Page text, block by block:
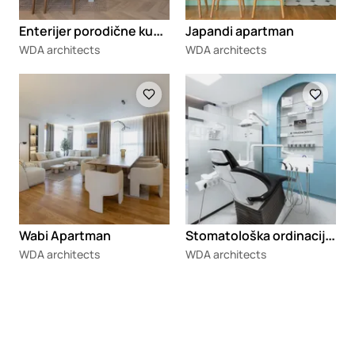
E
nterijer porodične kuće Lignum
WDA architects
Japandi apartman
WDA architects
Wabi Apartman
WDA architects
Loading
S
tomatološka ordinacija DN dent
WDA architects